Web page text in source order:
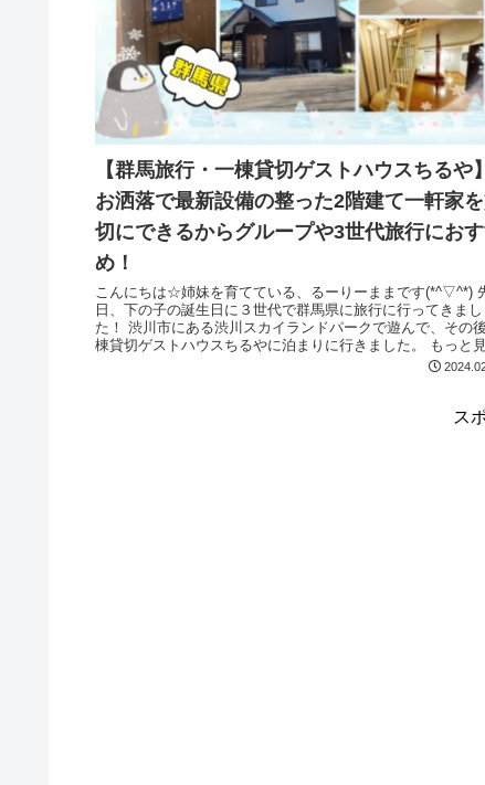
【群馬旅行・一棟貸切ゲストハウスちるや】
お洒落で最新設備の整った2階建て一軒家
切にできるからグループや3世代旅行にお
め！
こんにちは☆姉妹を育てている、るーりーままです(*^▽^*) 先
日、下の子の誕生日に３世代で群馬県に旅行に行ってきまし
た！ 渋川市にある渋川スカイランドパークで遊んで、その後一
棟貸切ゲストハウスちるやに泊まりに行きました。 もっと見
ス